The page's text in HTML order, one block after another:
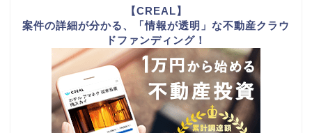
【CREAL】
案件の詳細が分かる、「情報が透明」な不動産クラウ
ドファンディング！